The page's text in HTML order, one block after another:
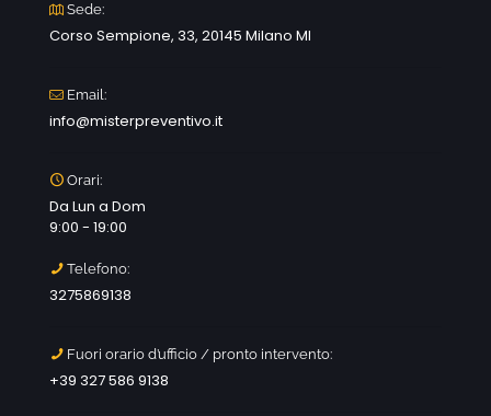
Sede:
Corso Sempione, 33, 20145 Milano MI
Email:
info@misterpreventivo.it
Orari:
Da Lun a Dom
9:00 - 19:00
Telefono:
3275869138
Fuori orario d’ufficio / pronto intervento:
+39 327 586 9138